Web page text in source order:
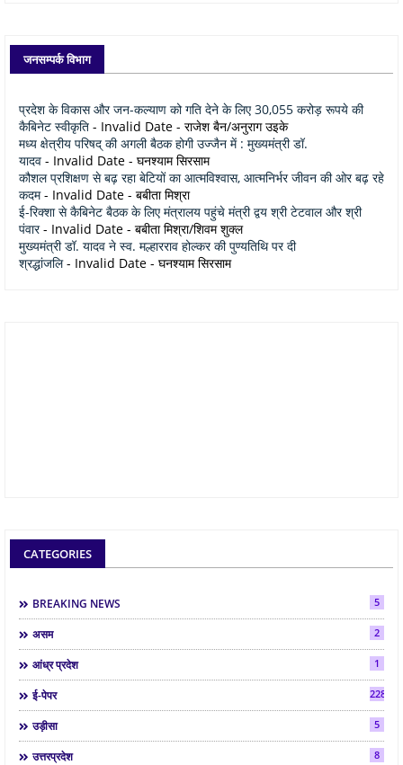
जनसम्पर्क विभाग
प्रदेश के विकास और जन-कल्याण को गति देने के लिए 30,055 करोड़ रूपये की
कैबिनेट स्वीकृति - Invalid Date - राजेश बैन/अनुराग उइके
मध्य क्षेत्रीय परिषद् की अगली बैठक होगी उज्जैन में : मुख्यमंत्री डॉ.
यादव - Invalid Date - घनश्याम सिरसाम
कौशल प्रशिक्षण से बढ़ रहा बेटियों का आत्मविश्वास, आत्मनिर्भर जीवन की ओर बढ़ रहे
कदम- Invalid Date - बबीता मिश्रा
ई-रिक्शा से कैबिनेट बैठक के लिए मंत्रालय पहुंचे मंत्री द्वय श्री टेटवाल और श्री
पंवार- Invalid Date - बबीता मिश्रा/शिवम शुक्ल
मुख्यमंत्री डॉ. यादव ने स्व. मल्हारराव होल्कर की पुण्यतिथि पर दी
श्रद्धांजलि- Invalid Date - घनश्याम सिरसाम
CATEGORIES
BREAKING NEWS 5
असम 2
आंध्र प्रदेश 1
ई-पेपर 2286
उड़ीसा 5
उत्तरप्रदेश 8